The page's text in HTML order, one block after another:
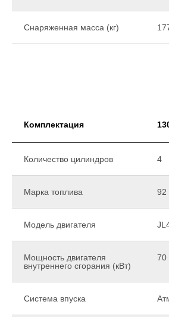
Снаряженная масса (кг)
Комплектация
Количество цилиндров 4
Марка топлива 92
Модель двигателя
Мощность двигателя
внутреннего сгорания (кВт)
70
Система впуска